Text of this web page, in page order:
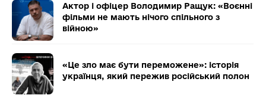
Актор і офіцер Володимир Ращук: «Воєнні
фільми не мають нічого спільного з
війною»
«Це зло має бути переможене»: історія
українця, який пережив російський полон